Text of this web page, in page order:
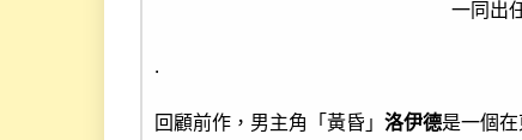
一同出
.
回顧前作，男主角「黃昏」 洛伊德是一個